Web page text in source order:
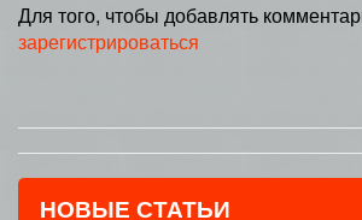
Для того, чтобы добавлять
зарегистрироваться
НОВЫЕ СТАТЬИ